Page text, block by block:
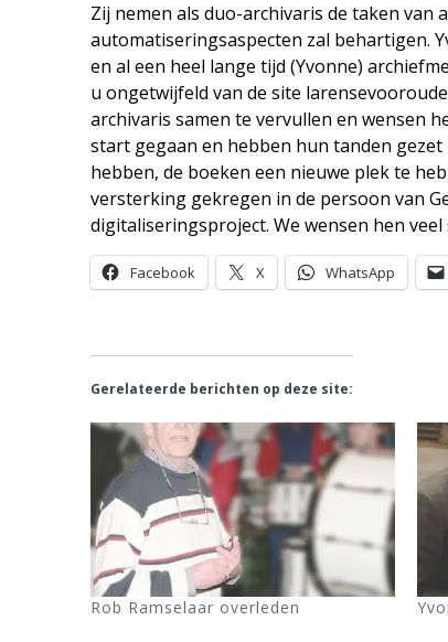
Zij nemen als duo-archivaris de taken van
automatiseringsaspecten zal behartigen.
en al een heel lange tijd (Yvonne)
u ongetwijfeld van de site
archivaris samen te vervullen en wensen
start gegaan en hebben hun tanden
hebben, de boeken een nieuwe plek te
versterking gekregen in de persoon van
digitaliseringsproject. We wensen hen veel
Facebook X WhatsApp
Gerelateerde berichten op deze site:
Rob Ramselaar overleden